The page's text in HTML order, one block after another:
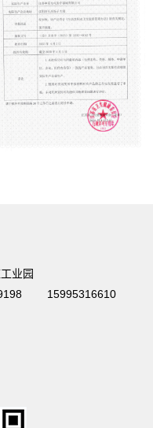
业园
15995316610